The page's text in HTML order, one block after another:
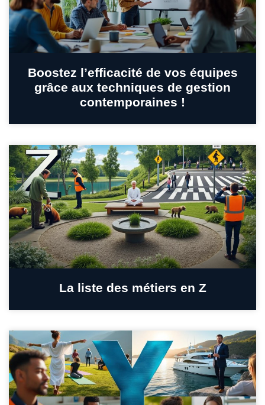
Boostez l’efficacité de vos équipes
grâce aux techniques de gestion
contemporaines !
La liste des métiers en Z